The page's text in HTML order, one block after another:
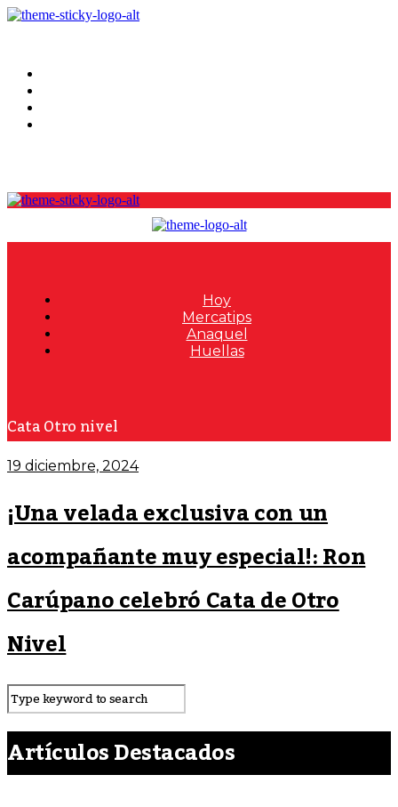
Hoy
Mercatips
Anaquel
Huellas
Cata Otro nivel
19 diciembre, 2024
¡Una velada exclusiva con un
acompañante muy especial!: Ron
Carúpano celebró Cata de Otro
Nivel
Artículos Destacados